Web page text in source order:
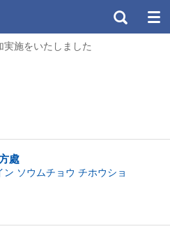
施をいたしました
處
ソウムチョウ チホウショ